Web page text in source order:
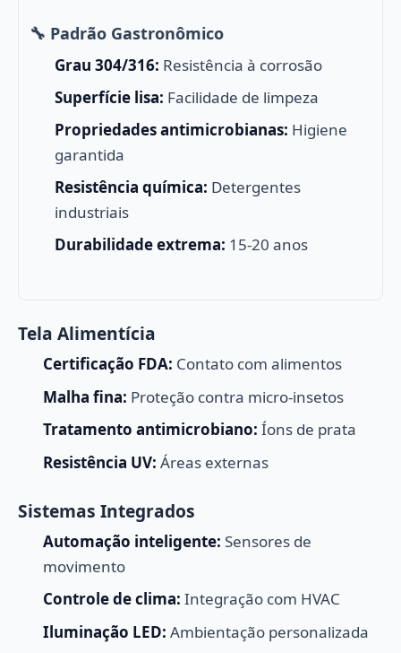
🔧 Padrão Gastronômico
Grau 304/316: Resistência à corrosão
Superfície lisa: Facilidade de limpeza
Propriedades antimicrobianas: Higiene
garantida
Resistência química: Detergentes
industriais
Durabilidade extrema: 15-20 anos
Tela Alimentícia
Certificação FDA: Contato com alimentos
Malha fina: Proteção contra micro-insetos
Tratamento antimicrobiano: Íons de prata
Resistência UV: Áreas externas
Sistemas Integrados
Automação inteligente: Sensores de
movimento
Controle de clima: Integração com HVAC
Iluminação LED: Ambientação personalizada